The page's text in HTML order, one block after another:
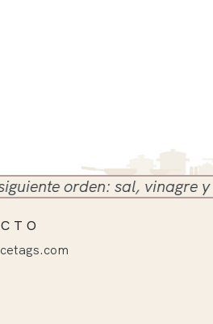
orden: sal, vinagre y